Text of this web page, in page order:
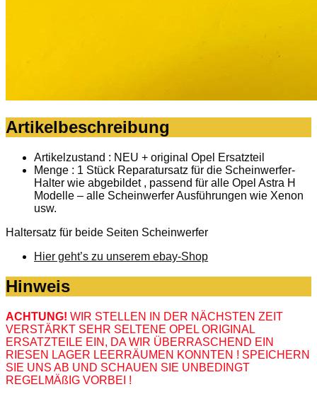
Artikelbeschreibung
Artikelzustand : NEU + original Opel Ersatzteil
Menge : 1 Stück Reparatursatz für die Scheinwerfer-
Halter wie abgebildet , passend für alle Opel Astra H
Modelle – alle Scheinwerfer Ausführungen wie Xenon
usw.
Haltersatz für beide Seiten Scheinwerfer
Hier geht’s zu unserem ebay-Shop
Hinweis
ACHTUNG! WIR STELLEN IN DER NÄCHSTEN ZEIT
VERSTÄRKT SEHR SELTENE OPEL ORIGINAL
ERSATZTEILE EIN, DA WIR ÜBERRASCHEND EIN
RIESEN LAGER LEERRÄUMEN KONNTEN ! SPEICHERN
SIE UNS AB UND SCHAUEN SIE UNBEDINGT
REGELMÄßIG VORBEI !